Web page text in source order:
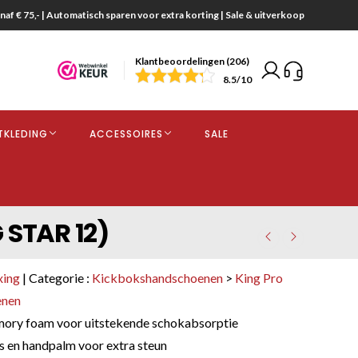
€ 75,- | Automatisch sparen voor extra korting | Sale & uitverkoop
Klantbeoordelingen (206)
8.5/10
ACCESSOIRES SALE
12)
| Categorie : Kickbokshandschoenen > King Pro
foam voor uitstekende schokabsorptie
en handpalm voor extra steun